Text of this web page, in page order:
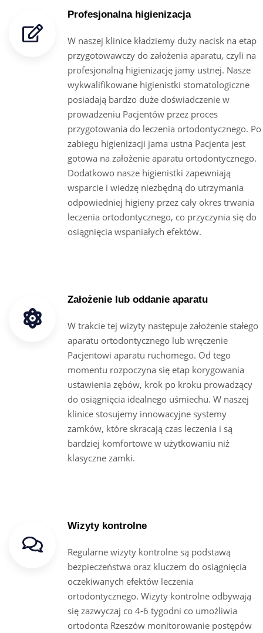
Profesjonalna higienizacja
W naszej klinice kładziemy duży nacisk na etap
przygotowawczy do założenia aparatu, czyli na
profesjonalną higienizację jamy ustnej. Nasze
wykwalifikowane higienistki stomatologiczne
posiadają bardzo duże doświadczenie w
prowadzeniu Pacjentów przez proces
przygotowania do leczenia ortodontycznego. Po
zabiegu higienizacji jama ustna Pacjenta jest
gotowa na założenie aparatu ortodontycznego.
Dodatkowo nasze higienistki zapewniają
wsparcie i wiedzę niezbędną do utrzymania
odpowiedniej higieny przez cały okres trwania
leczenia ortodontycznego, co przyczynia się do
osiągnięcia wspaniałych efektów.
Założenie lub oddanie aparatu
W trakcie tej wizyty następuje założenie stałego
aparatu ortodontycznego lub wręczenie
Pacjentowi aparatu ruchomego. Od tego
momentu rozpoczyna się etap korygowania
ustawienia zębów, krok po kroku prowadzący
do osiągnięcia idealnego uśmiechu. W naszej
klinice stosujemy innowacyjne systemy
zamków, które skracają czas leczenia i są
bardziej komfortowe w użytkowaniu niż
klasyczne zamki.
Wizyty kontrolne
Regularne wizyty kontrolne są podstawą
bezpieczeństwa oraz kluczem do osiągnięcia
oczekiwanych efektów leczenia
ortodontycznego. Wizyty kontrolne odbywają
się zazwyczaj co 4-6 tygodni co umożliwia
ortodonta Rzeszów monitorowanie postępów